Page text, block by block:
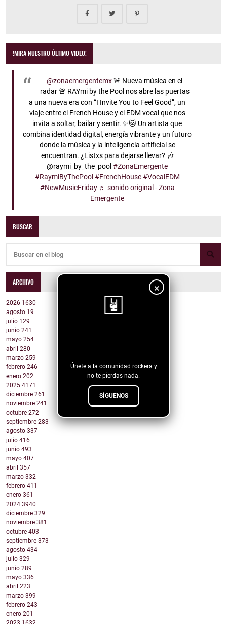
×
Únete a la comunidad rockera y
no te pierdas nada.
SÍGUENOS
!MIRA NUESTRO ÚLTIMO VIDEO!
@zonaemergentemx🚨 Nueva música en el
radar 🚨 RAYmi by the Pool nos abre las puertas
a una nueva era con “I Invite You to Feel Good”, un
viaje entre el French House y el EDM vocal que nos
invita a soltar, bailar y sentir. ✨🐱 Un artista que
combina identidad digital, energía vibrante y un futuro
donde la música y la inteligencia artificial se
encuentran. ¿Listxs para dejarse llevar? 🎶
@raymi_by_the_pool#ZonaEmergente
#RaymiByThePool #FrenchHouse #VocalEDM
#NewMusicFriday ♬ sonido original - Zona
Emergente
BUSCAR
ARCHIVO
2026 1630
agosto 19
julio 129
junio 241
mayo 254
abril 280
marzo 259
febrero 246
enero 202
2025 4171
diciembre 261
noviembre 241
octubre 272
septiembre 283
agosto 337
julio 416
junio 493
mayo 407
abril 357
marzo 332
febrero 411
enero 361
2024 3940
diciembre 329
noviembre 381
octubre 403
septiembre 373
agosto 434
julio 329
junio 289
mayo 336
abril 223
marzo 399
febrero 243
enero 201